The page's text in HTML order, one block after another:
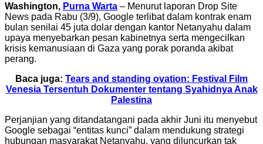
Washington, Purna Warta – Menurut laporan Drop Site
News pada Rabu (3/9), Google terlibat dalam kontrak enam
bulan senilai 45 juta dolar dengan kantor Netanyahu dalam
upaya menyebarkan pesan kabinetnya serta mengecilkan
krisis kemanusiaan di Gaza yang porak poranda akibat
perang.
Baca juga: Tears and standing ovation: Festival Film
Venesia Tersentuh Dokumenter tentang Syahidnya Anak
Palestina
Perjanjian yang ditandatangani pada akhir Juni itu menyebut
Google sebagai “entitas kunci” dalam mendukung strategi
hubungan masyarakat Netanyahu, yang diluncurkan tak